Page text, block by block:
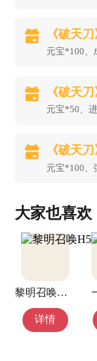
《破天
元宝*100、
《破天
元宝*50、
《破天
元宝*100、
大家也喜欢
黎明召唤H5
详情